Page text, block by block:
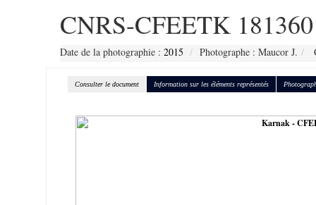
CNRS-CFEETK 181360
Date de la photographie : 2015 Photographe : Maucor J.
Consulter le document Information sur les éléments représentés